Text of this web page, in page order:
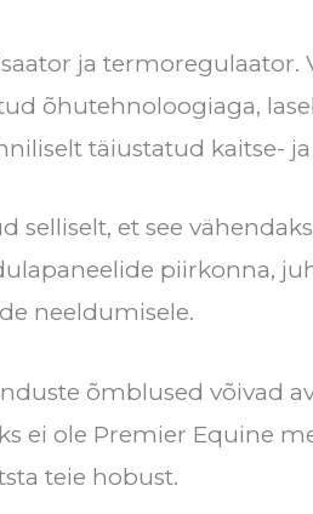
ja termoregulaator.
õhutehnoloogiaga,
täiustatud kaitse-
selliselt, et see
piirkonna,
neeldumisele.
õmblused võivad
ei ole Premier Equine
teie hobust.